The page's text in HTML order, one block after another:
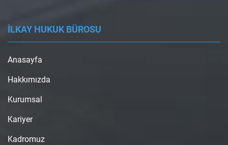
İLKAY HUKUK BÜROSU
Anasayfa
Hakkımızda
Kurumsal
Kariyer
Kadromuz